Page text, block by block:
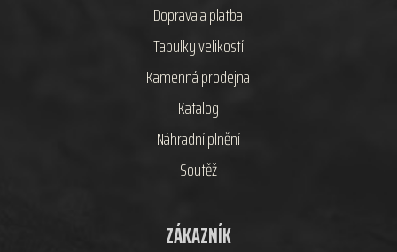
Doprava a platba
Tabulky velikostí
Kamenná prodejna
Katalog
Náhradní plnění
Soutěž
ZÁKAZNÍK